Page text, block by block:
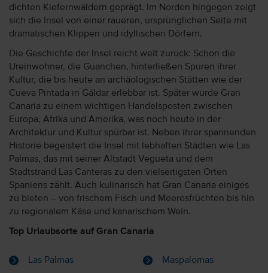
dichten Kiefernwäldern geprägt. Im Norden hingegen zeigt
sich die Insel von einer raueren, ursprünglichen Seite mit
dramatischen Klippen und idyllischen Dörfern.
Die Geschichte der Insel reicht weit zurück: Schon die
Ureinwohner, die Guanchen, hinterließen Spuren ihrer
Kultur, die bis heute an archäologischen Stätten wie der
Cueva Pintada in Gáldar erlebbar ist. Später wurde Gran
Canaria zu einem wichtigen Handelsposten zwischen
Europa, Afrika und Amerika, was noch heute in der
Architektur und Kultur spürbar ist. Neben ihrer spannenden
Historie begeistert die Insel mit lebhaften Städten wie Las
Palmas, das mit seiner Altstadt Vegueta und dem
Stadtstrand Las Canteras zu den vielseitigsten Orten
Spaniens zählt. Auch kulinarisch hat Gran Canaria einiges
zu bieten – von frischem Fisch und Meeresfrüchten bis hin
zu regionalem Käse und kanarischem Wein.
Top Urlaubsorte auf Gran Canaria
Las Palmas
Maspalomas